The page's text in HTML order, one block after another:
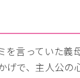
言っていた義母
で、主人公の